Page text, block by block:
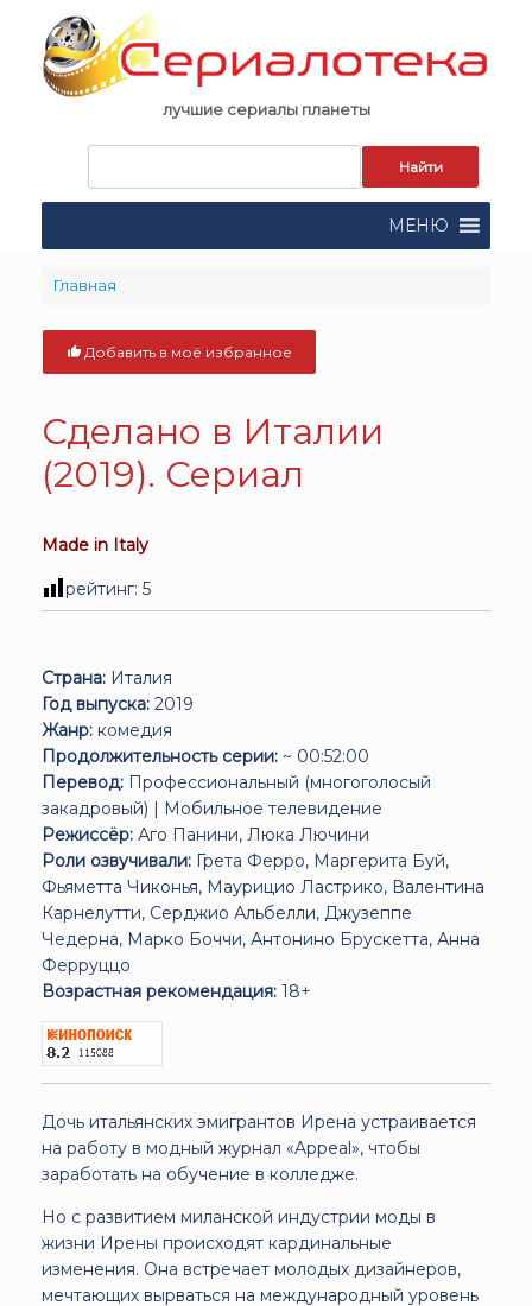
content
лучшие сериалы планеты
поиска:
МЕНЮ
Главная
Добавить в моё избранное
Сделано в Италии
(2019). Сериал
Made in Italy
рейтинг: 5
Страна: Италия
Год выпуска: 2019
Жанр: комедия
Продолжительность серии: ~ 00:52:00
Перевод: Профессиональный (многоголосый
закадровый) | Мобильное телевидение
Режиссёр: Аго Панини, Люка Лючини
Роли озвучивали: Грета Ферро, Маргерита Буй,
Фьяметта Чиконья, Маурицио Ластрико, Валентина
Карнелутти, Серджио Альбелли, Джузеппе
Чедерна, Марко Боччи, Антонино Брускетта, Анна
Ферруццо
Возрастная рекомендация: 18+
Дочь итальянских эмигрантов Ирена устраивается
на работу в модный журнал «Appeal», чтобы
заработать на обучение в колледже.
Но с развитием миланской индустрии моды в
жизни Ирены происходят кардинальные
изменения. Она встречает молодых дизайнеров,
мечтающих вырваться на международный уровень